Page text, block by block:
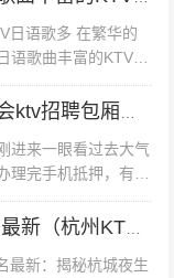
有专业的音响设
乐趣。 关键词：
金麦娱乐城是杭
和丰富的娱乐项
题包厢，还有专业
祝活动的理想场
8. 【K歌秀场】 K
语歌多 在繁华的
语歌曲丰富的KTV并
本文化的普及和流行
多的KTV开始引进日
来一眼看过去大气
理完手机抵押，有时
松下心情也是不
朋友一起，都感觉不
新：揭秘杭城夜生